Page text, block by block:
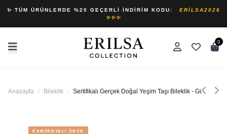
✨ TÜM ÜRÜNLERDE %20 GEÇERLI İNDIRIM KODU:
ERILSA2026
✨✨✨
0
Anasayfa / Bileklik / Sertifikalı Gerçek Doğal Yeşim Taşı Bileklik - Gümüş
KAMPANYALI ÜRÜN